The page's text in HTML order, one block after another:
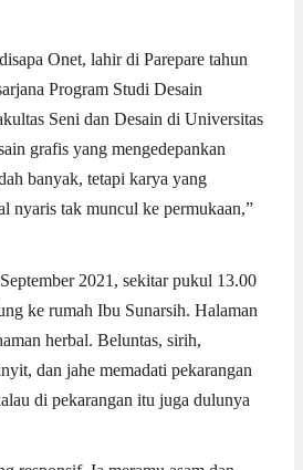
Onet, lahir di Parepare tahun
Program Studi Desain
Seni dan Desain di Universitas
grafis yang mengedepankan
banyak, tetapi karya yang
nyaris tak muncul ke permukaan,”
2021, sekitar pukul 13.00
ke rumah Ibu Sunarsih. Halaman
herbal. Beluntas, sirih,
dan jahe memadati pekarangan
di pekarangan itu juga dulunya